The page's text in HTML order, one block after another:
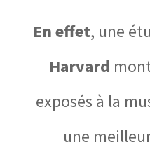
En effet, une
Harvard
exposés à la
une